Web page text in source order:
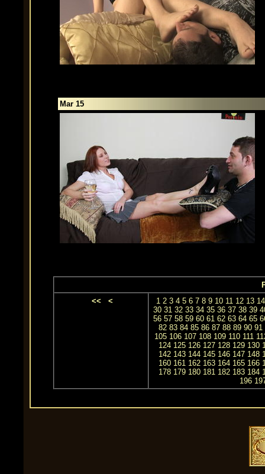
Mar 15
<<
< 1 2 3 4 5 6 7 8 9 10 11 12 13 14
30 31 32 33 34 35 36 37 38 39
56 57 58 59 60 61 62 63 64 65
82 83 84 85 86 87 88 89 90 91
105 106 107 108 109 110 111
124 125 126 127 128 129 130
142 143 144 145 146 147 148
160 161 162 163 164 165 166
178 179 180 181 182 183 184
196